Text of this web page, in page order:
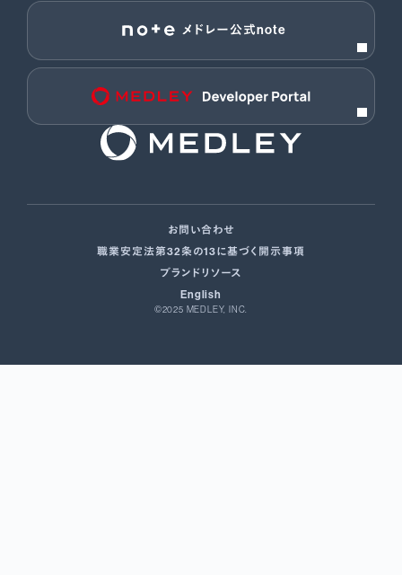
メドレー公式note
©2025 MEDLEY, INC.
お問い合わせ
職業安定法第32条の13に基づく開示事項
ブランドリソース
English